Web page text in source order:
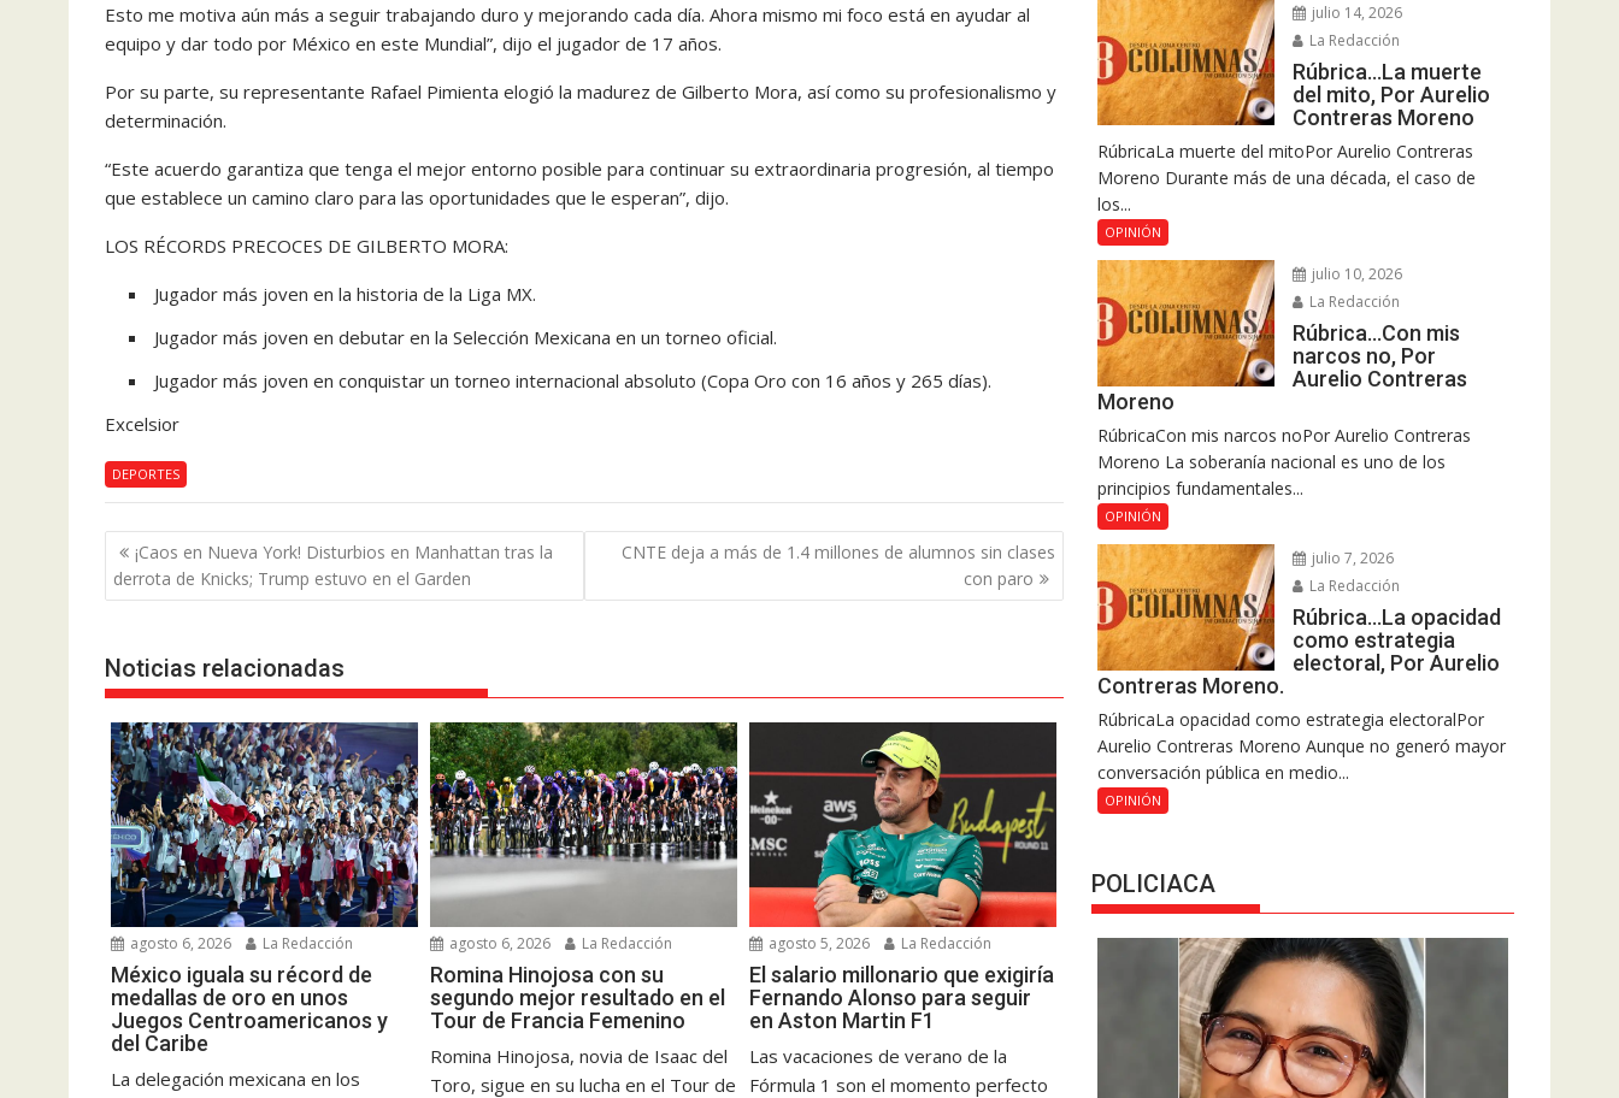
Esto me motiva aún más a seguir trabajando duro y mejorando cada día. Ahora mismo mi foco está en ayudar al
equipo y dar todo por México en este Mundial”, dijo el jugador de 17 años.
Por su parte, su representante Rafael Pimienta elogió la madurez de Gilberto Mora, así como su profesionalismo y
determinación.
“Este acuerdo garantiza que tenga el mejor entorno posible para continuar su extraordinaria progresión, al tiempo
que establece un camino claro para las oportunidades que le esperan”, dijo.
LOS RÉCORDS PRECOCES DE GILBERTO MORA:
Jugador más joven en la historia de la Liga MX.
Jugador más joven en debutar en la Selección Mexicana en un torneo oficial.
Jugador más joven en conquistar un torneo internacional absoluto (Copa Oro con 16 años y 265 días).
Excelsior
DEPORTES
Navegación
de
entradas
¡Caos en Nueva York! Disturbios en Manhattan tras la
derrota de Knicks; Trump estuvo en el Garden
CNTE deja a más de 1.4 millones de alumnos sin clases
con paro
Noticias relacionadas
agosto 6, 2026 La Redacción
México iguala su récord de
medallas de oro en unos
Juegos Centroamericanos y
del Caribe
La delegación mexicana en los
agosto 6, 2026 La Redacción
Romina Hinojosa con su
segundo mejor resultado en el
Tour de Francia Femenino
Romina Hinojosa, novia de Isaac del
Toro, sigue en su lucha en el Tour de
agosto 5, 2026 La Redacción
El salario millonario que exigiría
Fernando Alonso para seguir
en Aston Martin F1
Las vacaciones de verano de la
Fórmula 1 son el momento perfecto
julio 14, 2026
La Redacción
Rúbrica…La muerte
del mito, Por Aurelio
Contreras Moreno
RúbricaLa muerte del mitoPor Aurelio Contreras
Moreno Durante más de una década, el caso de
los...
OPINIÓN
julio 10, 2026
La Redacción
Rúbrica…Con mis
narcos no, Por
Aurelio Contreras
Moreno
RúbricaCon mis narcos noPor Aurelio Contreras
Moreno La soberanía nacional es uno de los
principios fundamentales...
OPINIÓN
julio 7, 2026
La Redacción
Rúbrica…La opacidad
como estrategia
electoral, Por Aurelio
Contreras Moreno.
RúbricaLa opacidad como estrategia electoralPor
Aurelio Contreras Moreno Aunque no generó mayor
conversación pública en medio...
OPINIÓN
POLICIACA